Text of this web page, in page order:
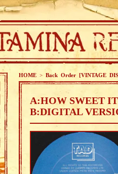
HOME > Back Order [VINTAGE
A:HOW SWEET
B:DIGITAL